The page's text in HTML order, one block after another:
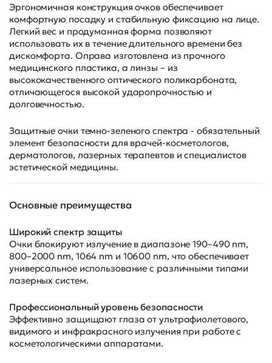
Эргономичная конструкция очков обеспечивает
комфортную посадку и стабильную фиксацию на лице.
Легкий вес и продуманная форма позволяют
использовать их в течение длительного времени без
дискомфорта. Оправа изготовлена из прочного
медицинского пластика, а линзы – из
высококачественного оптического поликарбоната,
отличающегося высокой ударопрочностью и
долговечностью.
Защитные очки темно-зеленого спектра - обязательный
элемент безопасности для врачей-косметологов,
дерматологов, лазерных терапевтов и специалистов
эстетической медицины.
Основные преимущества
Широкий спектр защиты
Очки блокируют излучение в диапазоне 190–490 nm,
800–2000 nm, 1064 nm и 10600 nm, что обеспечивает
универсальное использование с различными типами
лазерных систем.
Профессиональный уровень безопасности
Эффективно защищают глаза от ультрафиолетового,
видимого и инфракрасного излучения при работе с
косметологическими аппаратами.